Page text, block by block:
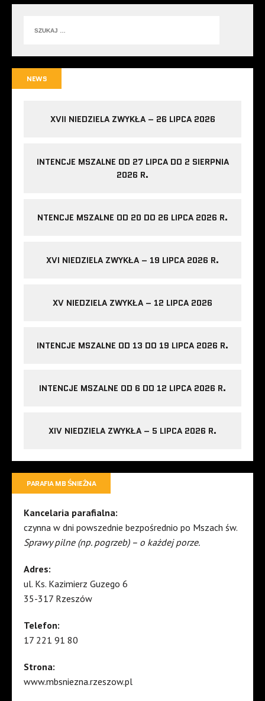
NEWS
XVII NIEDZIELA ZWYKŁA – 26 LIPCA 2026
INTENCJE MSZALNE OD 27 LIPCA DO 2 SIERPNIA
2026 R.
NTENCJE MSZALNE OD 20 DO 26 LIPCA 2026 R.
XVI NIEDZIELA ZWYKŁA – 19 LIPCA 2026 R.
XV NIEDZIELA ZWYKŁA – 12 LIPCA 2026
INTENCJE MSZALNE OD 13 DO 19 LIPCA 2026 R.
INTENCJE MSZALNE OD 6 DO 12 LIPCA 2026 R.
XIV NIEDZIELA ZWYKŁA – 5 LIPCA 2026 R.
PARAFIA MB ŚNIEŻNA
Kancelaria parafialna:
czynna w dni powszednie bezpośrednio po Mszach św.
Sprawy pilne (np. pogrzeb) – o każdej porze.
Adres:
ul. Ks. Kazimierz Guzego 6
35-317 Rzeszów
Telefon:
17 221 91 80
Strona:
www.mbsniezna.rzeszow.pl